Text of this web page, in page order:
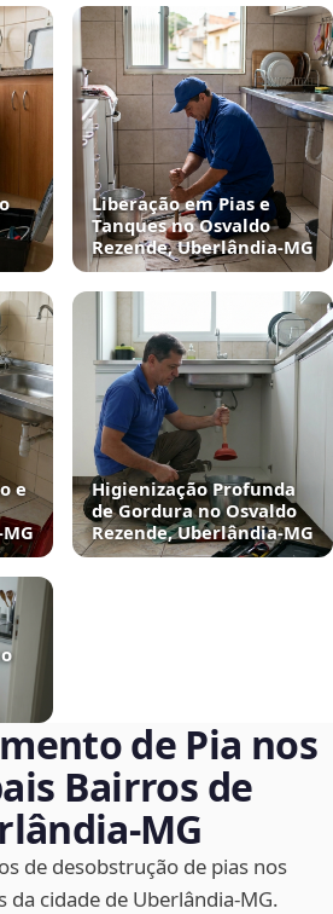
Liberação em Pias e
Tanques no Osvaldo
Rezende, Uberlândia‑MG
e
Higienização Profunda
de Gordura no Osvaldo
Rezende, Uberlândia‑MG
de Pia nos
Bairros de
de desobstrução de pias nos
cidade de Uberlândia‑MG.